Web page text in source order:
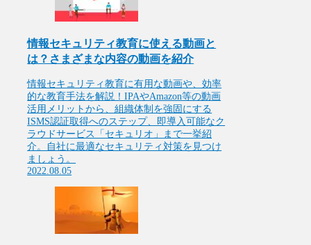
情報セキュリティ教育に使える動画と
は？さまざまな内容の動画を紹介
情報セキュリティ教育に有用な動画や、効率
的な教育手法を解説！IPAやAmazon等の動画
活用メリットから、組織体制を強固にする
ISMS認証取得へのステップ、即導入可能なク
ラウドサービス「セキュリオ」まで一挙紹
介。自社に最適なセキュリティ対策を見つけ
ましょう。
2022.08.05